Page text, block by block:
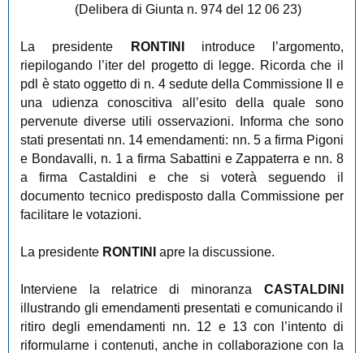
(Delibera di Giunta n. 974 del 12 06 23)
La presidente RONTINI
introduce l’argomento,
riepilogando l’iter del progetto di legge. Ricorda che il
pdl è stato oggetto di n. 4 sedute della Commissione II e
una udienza conoscitiva all’esito della quale sono
pervenute diverse utili osservazioni. Informa che sono
stati presentati nn. 14 emendamenti: nn. 5 a firma Pigoni
e Bondavalli, n. 1 a firma Sabattini e Zappaterra e nn. 8
a firma Castaldini e che si voterà seguendo il
documento tecnico predisposto dalla Commissione per
facilitare le votazioni.
La presidente RONTINIapre la discussione.
Interviene la relatrice di minoranza CASTALDINI
illustrando gli emendamenti presentati e comunicando il
ritiro degli emendamenti nn. 12 e 13 con l’intento di
riformularne i contenuti, anche in collaborazione con la